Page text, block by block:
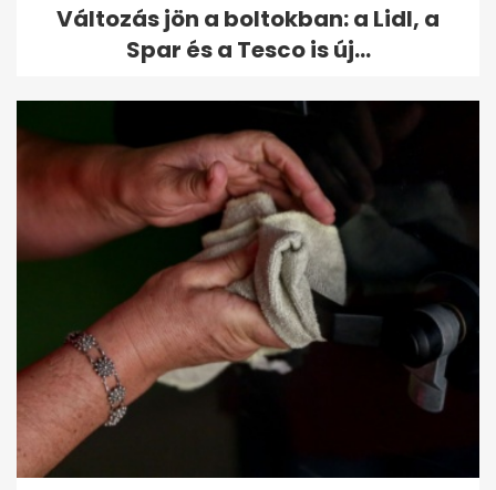
Változás jön a boltokban: a Lidl, a
Spar és a Tesco is új...